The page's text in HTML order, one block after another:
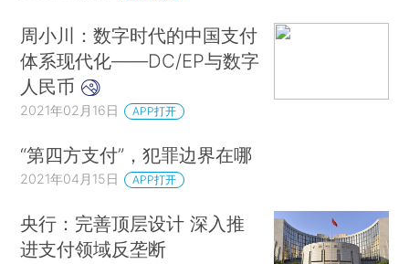
周小川：数字时代的中国支付
体系现代化——DC/EP与数字
人民币
2021年02月16日 APP打开
“第四方支付”，犯罪边界在哪
2021年04月15日 APP打开
央行：完善顶层设计 深入推
进支付领域反垄断